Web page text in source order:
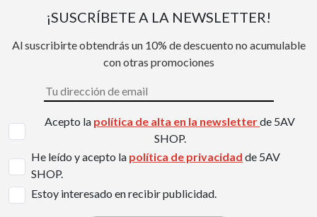
¡SUSCRÍBETE A LA NEWSLETTER!
Al suscribirte obtendrás un 10% de descuento no acumulable
con otras promociones
Acepto la política de alta en la newsletterde 5AV
SHOP.
He leído y acepto la política de privacidad de 5AV
SHOP.
Estoy interesado en recibir publicidad.